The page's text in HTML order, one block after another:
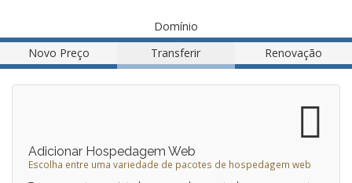
Domínio
Novo Preço
Transferir Renovação
Adicionar Hospedagem Web
Escolha entre uma variedade de pacotes de hospedagem web